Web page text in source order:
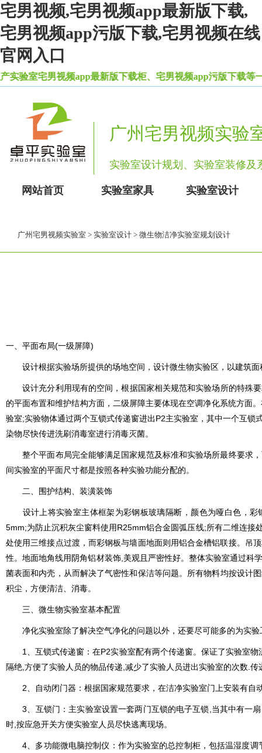
宅男视频,宅男视频app最新版下载,
宅男视频app污版下载,宅男视频在线
官网入口
宅男视频app最新版下载柜、宅男视频app污版下载等一系
广州宅男视频实验
实验室设计规划、实验室装修
网站首页 实验室家具 实验室设计
广州宅男视频实验室 > 实验室设计 > 微生物洁净实验室规划设计
一、平面布局(一级屏障)
设计根据实验场所提供的场地空间，设计微生物实验区，以建筑面积
设计充分利用现有的空间，根据国家相关规范和实验场所的特殊要
的平面布置和维护结构方面，二级屏障主要体现在空调净化系统方面
验室;实验物体通过两个互锁式传递窗进出P2主实验室，其中一个互锁
染物尽快传进洗刷消毒室进行消毒灭菌。
整个平面布局完全能够满足国家规范及标准和实验场所最终要求，
间实验室的平面尺寸都是按照各种实验功能分配的。
二、围护结构、装潢装饰
设计上将实验室主体框架为彩钢板玻璃隔断，颜色为哑白色
5mm;为防止沉积灰尘窗料使用R25mm铝合金圆弧压线;所有二维连接
处使用三维接点过渡，而彩钢板与墙面地面则用铝合金槽铝联接。吊
性。地面地角线用阴角铝材装饰,美观且严密性好。整体实验室通过科学设计、
菌表面和内壳，从而解决了气密性和保洁等问题。所有物料均按设计
积尘，方便清洁、消毒。
三、 微生物实验室基本配置
净化实验室除了解决空气净化的问题以外，还要尽可能多的为实验
1、互锁式传递窗：在P2实验室配有两个传递窗。保证了实
隔绝,方便了实验人员的物品传递,减少了实验人员进出实验室的次数.传递
2、自动闭门器：根据国家规范要求，在洁净实验室门上安装有自动闭
3、互锁门：主实验室设置一套两门互锁的电子互锁,当其中有
时,按应急开关方便实验室人员尽快逃离现场。
4、多功能微电脑控制仪：作为实验室的总控制柜，包括温湿度